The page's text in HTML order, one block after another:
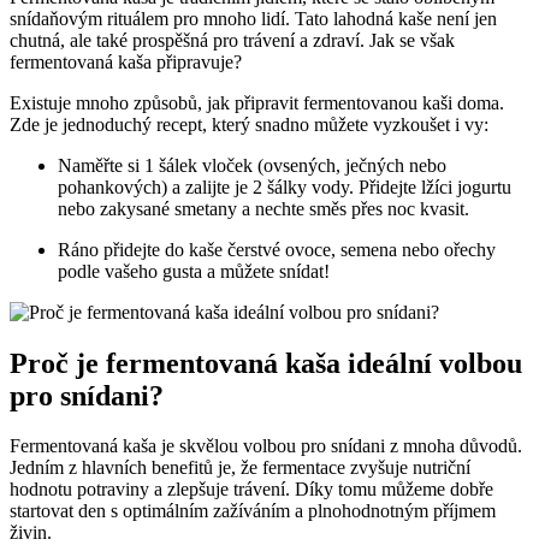
snídaňovým rituálem pro mnoho lidí. Tato lahodná kaše není jen
chutná, ale také prospěšná pro trávení a zdraví. Jak se však
fermentovaná kaša připravuje?
Existuje mnoho způsobů, jak připravit fermentovanou kaši doma.
Zde je jednoduchý recept, který snadno můžete vyzkoušet i vy:
Naměřte si 1 šálek vloček (ovsených, ječných nebo
pohankových) a zalijte je 2 šálky vody. Přidejte lžíci jogurtu
nebo zakysané smetany a nechte směs přes noc kvasit.
Ráno přidejte do kaše čerstvé ovoce, semena nebo ořechy
podle vašeho gusta a můžete snídat!
Proč je fermentovaná kaša ideální volbou
pro snídani?
Fermentovaná kaša je skvělou volbou pro snídani z mnoha důvodů.
Jedním z hlavních benefitů je, že fermentace zvyšuje nutriční
hodnotu potraviny a zlepšuje trávení. Díky tomu můžeme dobře
startovat den s optimálním zažíváním a plnohodnotným příjmem
živin.